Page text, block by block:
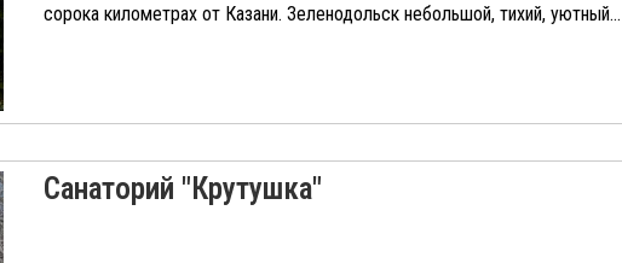
сорока километрах от Казани. Зеленодольск небольшой, тихий, уютный...
Санаторий "Крутушка"